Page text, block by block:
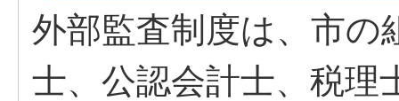
外部監査制度は、市の
士、公認会計士、税理